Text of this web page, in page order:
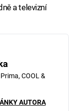
a televizní
COOL &
AUTORA